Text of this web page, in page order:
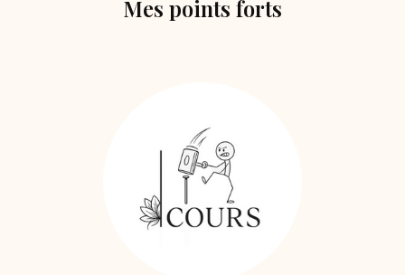
Mes points forts